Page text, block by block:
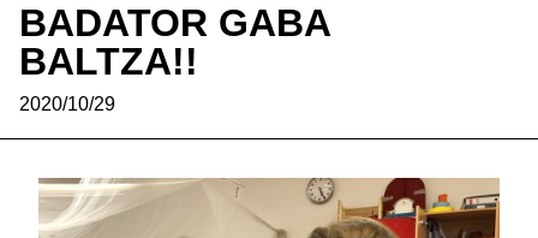
BADATOR GABA
BALTZA!!
2020/10/29